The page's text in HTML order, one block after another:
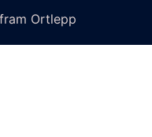
Ortlepp